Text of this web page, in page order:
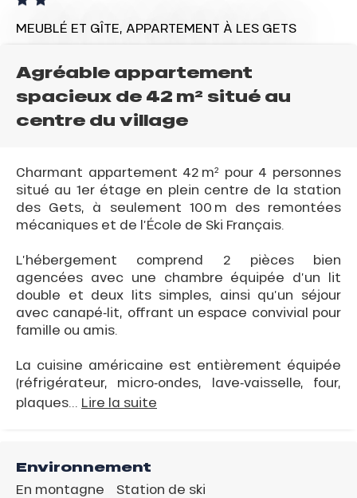
MEUBLÉ ET GÎTE, APPARTEMENT À LES GETS
Agréable appartement
spacieux de 42 m² situé au
centre du village
Charmant appartement 42 m² pour 4 personnes
situé au 1er étage en plein centre de la station
des Gets, à seulement 100 m des remontées
mécaniques et de l’École de Ski Français.
L’hébergement comprend 2 pièces bien
agencées avec une chambre équipée d’un lit
double et deux lits simples, ainsi qu’un séjour
avec canapé‑lit, offrant un espace convivial pour
famille ou amis.
La cuisine américaine est entièrement équipée
(réfrigérateur, micro‑ondes, lave‑vaisselle, four,
plaques... Lire la suite
Environnement
En montagne Station de ski